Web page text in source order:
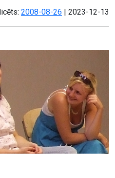
2008-08-26 Atjaunots:
2023-12-13